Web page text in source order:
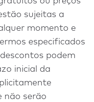
sujeitas a
momento e
especificados
podem
inicial da
não serão